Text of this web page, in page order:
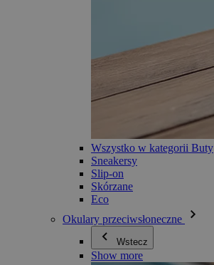
Wszystko w kategorii Buty
Sneakersy
Slip-on
Skórzane
Eco
Okulary przeciwsłoneczne
Wstecz
Show more